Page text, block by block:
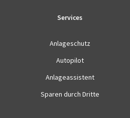
Services
Anlageschutz
Autopilot
Anlageassistent
Sparen durch Dritte